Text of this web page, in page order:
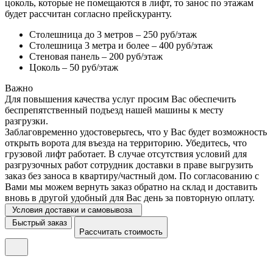
цоколь, которые не помещаются в лифт, то занос по этажам
будет рассчитан согласно прейскуранту.
Столешница до 3 метров – 250 руб/этаж
Столешница 3 метра и более – 400 руб/этаж
Стеновая панель – 200 руб/этаж
Цоколь – 50 руб/этаж
Важно
Для повышения качества услуг просим Вас обеспечить
беспрепятственный подъезд нашей машины к месту
разгрузки.
Заблаговременно удостоверьтесь, что у Вас будет возможность
открыть ворота для въезда на территорию. Убедитесь, что
грузовой лифт работает. В случае отсутствия условий для
разгрузочных работ сотрудник доставки в праве выгрузить
заказ без заноса в квартиру/частный дом. По согласованию с
Вами мы можем вернуть заказ обратно на склад и доставить
вновь в другой удобный для Вас день за повторную оплату.
Условия доставки и самовывоза
Быстрый заказ
Рассчитать стоимость